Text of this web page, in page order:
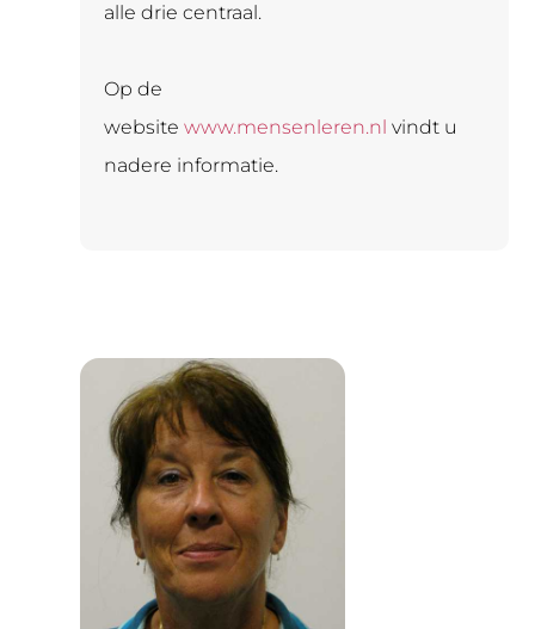
alle drie centraal.
Op de
website www.mensenleren.nl vindt u
nadere informatie.